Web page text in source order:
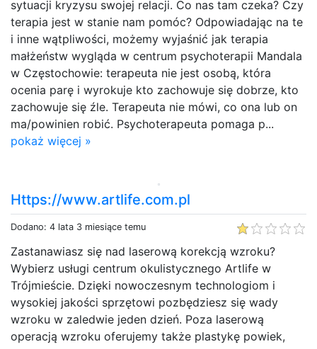
sytuacji kryzysu swojej relacji. Co nas tam czeka? Czy
terapia jest w stanie nam pomóc? Odpowiadając na te
i inne wątpliwości, możemy wyjaśnić jak terapia
małżeństw wygląda w centrum psychoterapii Mandala
w Częstochowie: terapeuta nie jest osobą, która
ocenia parę i wyrokuje kto zachowuje się dobrze, kto
zachowuje się źle. Terapeuta nie mówi, co ona lub on
ma/powinien robić. Psychoterapeuta pomaga p...
pokaż więcej »
Https://www.artlife.com.pl
Dodano: 4 lata 3 miesiące temu
Zastanawiasz się nad laserową korekcją wzroku?
Wybierz usługi centrum okulistycznego Artlife w
Trójmieście. Dzięki nowoczesnym technologiom i
wysokiej jakości sprzętowi pozbędziesz się wady
wzroku w zaledwie jeden dzień. Poza laserową
operacją wzroku oferujemy także plastykę powiek,